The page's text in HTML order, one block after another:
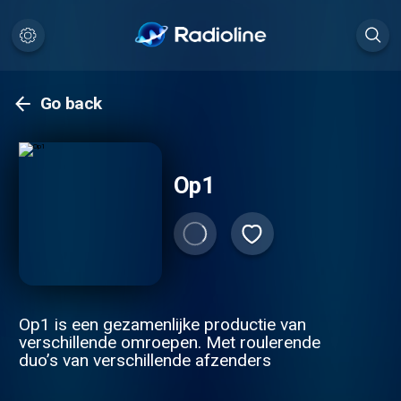
Go back
Op1
Op1 is een gezamenlijke productie van
verschillende omroepen. Met roulerende
duo’s van verschillende afzenders